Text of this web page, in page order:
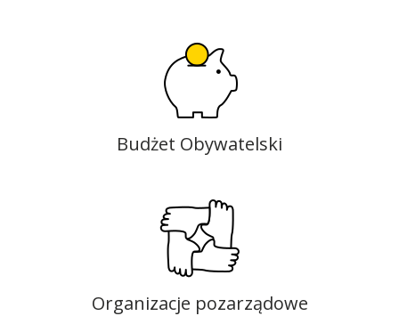
Budżet Obywatelski
Organizacje pozarządowe